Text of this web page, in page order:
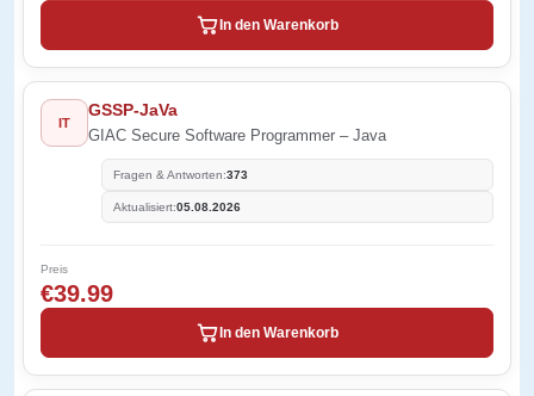
In den Warenkorb
IT
GSSP-JaVa
GIAC Secure Software Programmer – Java
Fragen & Antworten:373
Aktualisiert:05.08.2026
Preis
€39.99
In den Warenkorb